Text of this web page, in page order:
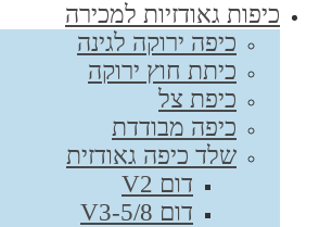
כיפות גאודזיות למכירה
כיפה ירוקה לגינה
כיתת חוץ ירוקה
כיפת צל
כיפה מבודדת
שלד כיפה גאודזית
דום V2
דום V3-5/8